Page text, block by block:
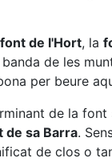
font de l'Hort, la
de les
per beure
de la
de sa Barra.
de clos o